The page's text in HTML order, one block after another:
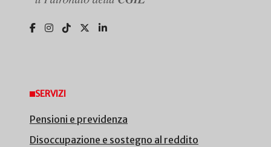
SERVIZI
Pensioni e previdenza
Disoccupazione e sostegno al reddito